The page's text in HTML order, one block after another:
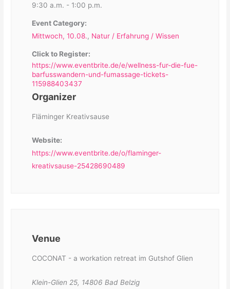
9:30 a.m. - 1:00 p.m.
Event Category:
Mittwoch, 10.08., Natur / Erfahrung / Wissen
Click to Register:
https://www.eventbrite.de/e/wellness-fur-die-fue-
barfusswandern-und-fumassage-tickets-
115988403437
Organizer
Fläminger Kreativsause
Website:
https://www.eventbrite.de/o/flaminger-
kreativsause-25428690489
Venue
COCONAT - a workation retreat im Gutshof Glien
Klein-Glien 25, 14806 Bad Belzig